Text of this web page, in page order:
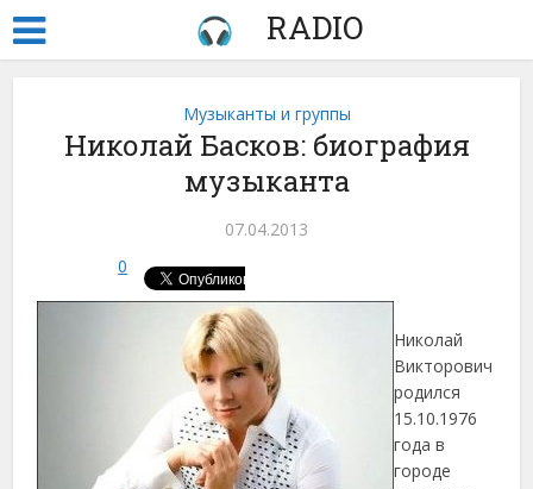
RADIO
Музыканты и группы
Николай Басков: биография
музыканта
07.04.2013
0
Николай
Викторович
родился
15.10.1976
года в
городе